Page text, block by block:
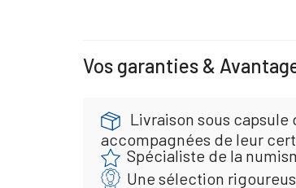
Vos garanties &
Livraison sous
accompagnées de leur
Spécialiste de la
Une sélection